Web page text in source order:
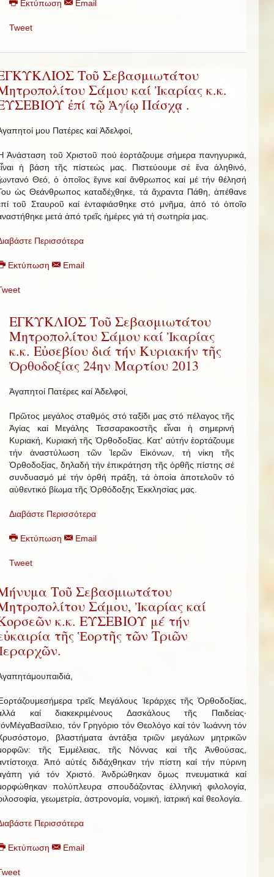
Εκτύπωση Email
Tweet
Τοῦ Σεβασμιωτάτου
Σάμου καί Ἰκαρίας κ.κ.
ἐπί τῷ Ἁγίῳ Πάσχᾳ .
μου Πατέρες καί Ἀδελφοί,
Ἀνάσταση τοῦ Χριστοῦ πού ἑορτάζουμε σήμερα πανηγυρικά,
ἡ βάση τῆς πίστεώς μας. Πιστεύουμε σέ ἕνα ἀληθινό,
Θεό, ὁ ὁποῖος ἔγινε καί ἄνθρωπος καί μέ τήν θέλησή
ὡς Θεάνθρωπος καταδέχθηκε, τά ἄχραντα Πάθη, ἀπέθανε
τοῦ Σταυροῦ καί ἐνταφιάσθηκε στό μνῆμα, ἀπό τό ὁποῖο
μετά ἀπό τρεῖς ἡμέρες γιά τή σωτηρία μας.
Περισσότερα
Εκτύπωση Email
ΕΓΚΥΚΛΙΟΣ Τοῦ Σεβασμιωτάτου
Μητροπολίτου Σάμου καί Ἰκαρίας
κ.κ. Εὐσεβίου διά τήν Κυριακήν τῆς
Ὀρθοδοξίας 24ην Μαρτίου 2013
Ἀγαπητοί Πατέρες καί Ἀδελφοί,
Πρῶτος μεγάλος σταθμός στό ταξίδι μας στό πέλαγος τῆς
Ἁγίας καί Μεγάλης Τεσσαρακοστῆς εἶναι ἡ σημερινή
Κυριακή, Κυριακή τῆς Ὀρθοδοξίας. Κατ' αὐτήν ἑορτάζουμε
τήν ἀναστύλωση τῶν Ἱερῶν Εἰκόνων, τή νίκη τῆς
Ὀρθοδοξίας, δηλαδή τήν ἐπικράτηση τῆς ὀρθῆς πίστης σέ
συνδυασμό μέ τήν ὀρθή πράξη, τά ὁποία ἀποτελοῦν τό
αὐθεντικό βίωμα τῆς Ὀρθόδοξης Ἐκκλησίας μας.
Διαβάστε Περισσότερα
Εκτύπωση Email
Tweet
Τοῦ Σεβασμιωτάτου
Σάμου, Ἰκαρίας καί
κ.κ. ΕΥΣΕΒΙΟΥ μέ τήν
τῆς Ἑορτῆς τῶν Τριῶν
τρεῖς Μεγάλους Ἱεράρχες τῆς Ὀρθοδοξίας,
καί διακεκριμένους Δασκάλους τῆς Παιδείας·
τόν Γρηγόριο τόν Θεολόγο καί τόν Ἰωάννη τόν
βλαστήματα ἀντάξια τριῶν μεγάλων μητρικῶν
τῆς Ἐμμέλειας, τῆς Νόννας καί τῆς Ἀνθούσας,
Ἀπό αὐτές διδάχθηκαν τήν πίστη καί τήν πύρινη
γιά τόν Χριστό. Ἀνδρώθηκαν ὅμως πνευματικά καί
πολύπλευρα σπουδάζοντας ἑλληνική φιλολογία,
γεωμετρία, ἀστρονομία, νομική, ἰατρική καί θεολογία.
Περισσότερα
Εκτύπωση Email